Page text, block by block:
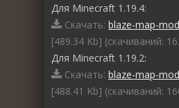
Для Minecraft 1.19.4:
Скачать: blaze-map-
[489.34 Kb] (cкачиваний:
Для Minecraft 1.19.2:
Скачать: blaze-map-
[488.41 Kb] (cкачиваний: